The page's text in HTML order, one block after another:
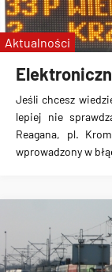
Jeśli chcesz
lepiej nie
Reagana, pl.
wprowadzony w
Aktualności